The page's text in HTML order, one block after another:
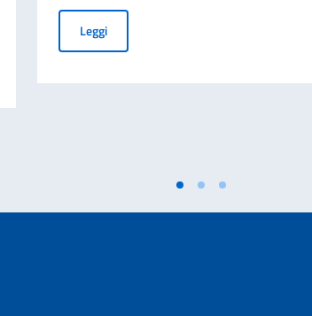
Evento di presentazione alla Farnesina , streming in
LeggiSettimana della Cucina Italiana nel